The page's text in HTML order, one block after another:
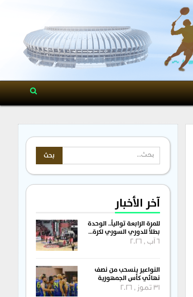
آخر الأخبار
للمرة الرابعة توالياً.. الوحدة
بطلاً للدوري السوري لكرة…
6 آب , 2026
النواعير ينسحب من نصف
نهائي كأس الجمهورية
31 تموز , 2026